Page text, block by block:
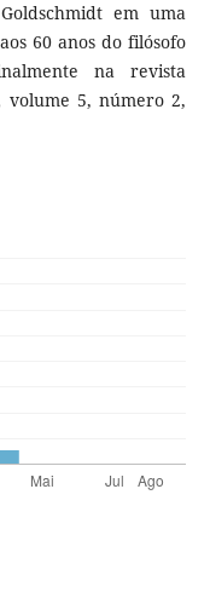
em uma
60 anos do filósofo
na revista
volume 5, número 2,